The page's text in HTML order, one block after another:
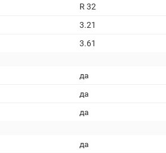
R 32
3.21
3.61
да
да
да
да